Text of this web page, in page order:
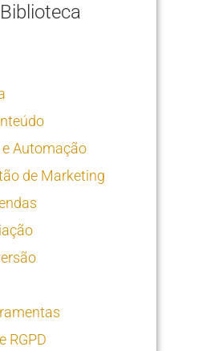
Automação
de Marketing
RGPD